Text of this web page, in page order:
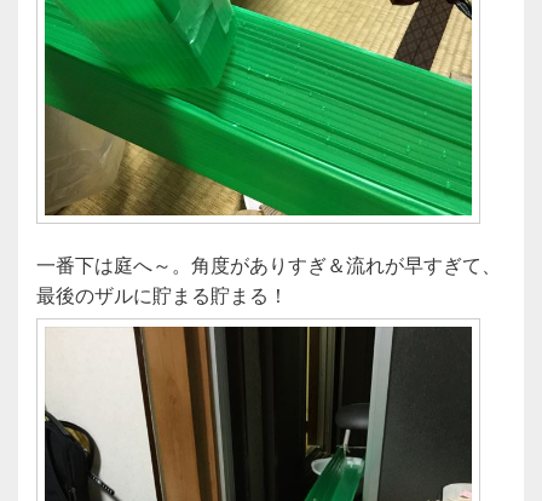
一番下は庭へ～。角度がありすぎ＆流れが早すぎて、
最後のザルに貯まる貯まる！